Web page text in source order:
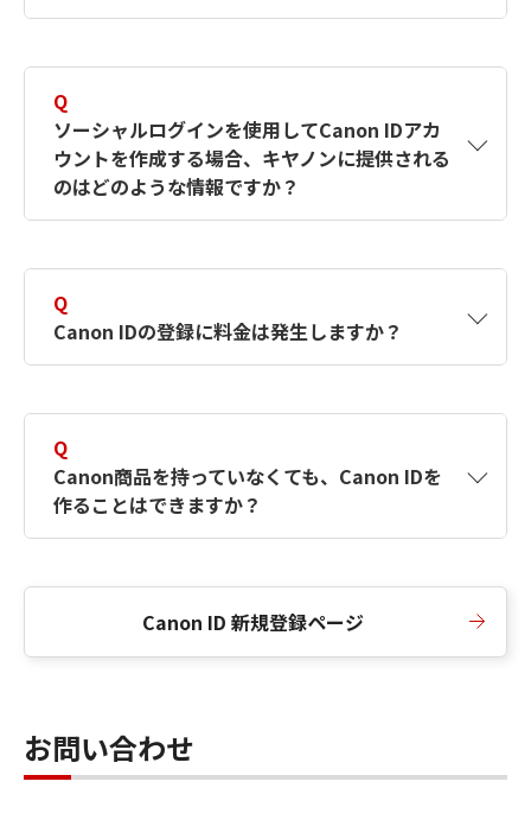
す。詳しい作成方法は【カメラ】Canon IDとは
何ですか？Canon IDの作成方法は？をご確認く
ださい。
Q
ソーシャルログインを使用してCanon IDアカ
ウントを作成する場合、キヤノンに提供される
のはどのような情報ですか？
択したサービスから取得します。アカウントを
簡単に作成できるように、この情報を使用して
Canon IDの登録フォームを入力します。
Q
Canon IDの登録に料金は発生しますか？
Q
Canon商品を持っていなくても、Canon IDを
作ることはできますか？
Canon ID 新規登録ページ
お問い合わせ